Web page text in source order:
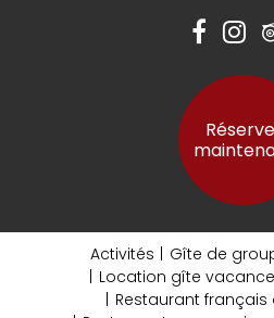
Activités
Gîte de
Location gîte
Restaurant français